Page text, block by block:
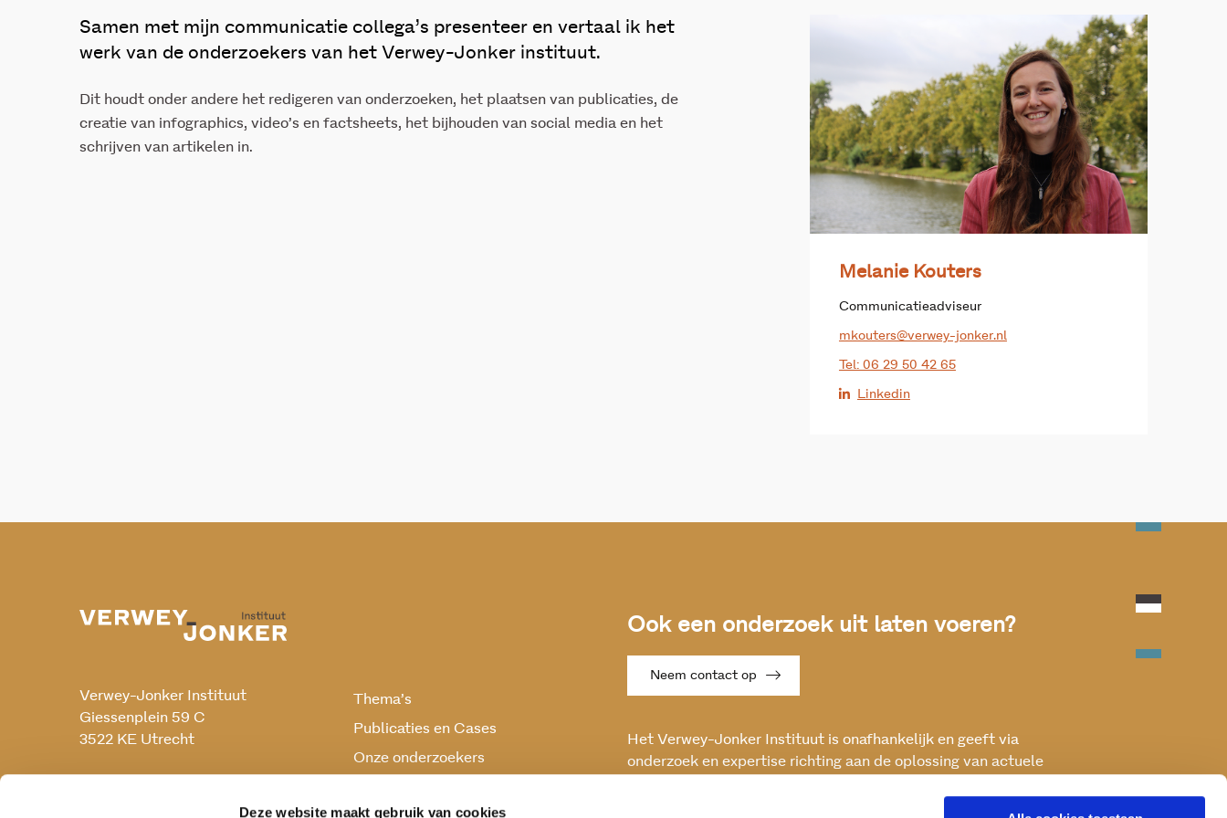
Deze website maakt gebruik van cookies
Samen met mijn communicatie collega’s presenteer en vertaal ik het
werk van de onderzoekers van het Verwey-Jonker instituut.
Dit houdt onder andere het redigeren van onderzoeken, het plaatsen van publicaties, de
creatie van infographics, video’s en factsheets, het bijhouden van social media en het
schrijven van artikelen in.
Melanie Kouters
Communicatieadviseur
mkouters@verwey-jonker.nl
Tel: 06 29 50 42 65
Linkedin
Verwey-Jonker Instituut
Giessenplein 59 C
3522 KE Utrecht
Thema’s
Publicaties en Cases
Onze onderzoekers
Ook een onderzoek uit laten voeren?
Neem contact op
Het Verwey-Jonker Instituut is onafhankelijk en geeft via
onderzoek en expertise richting aan de oplossing van actuele